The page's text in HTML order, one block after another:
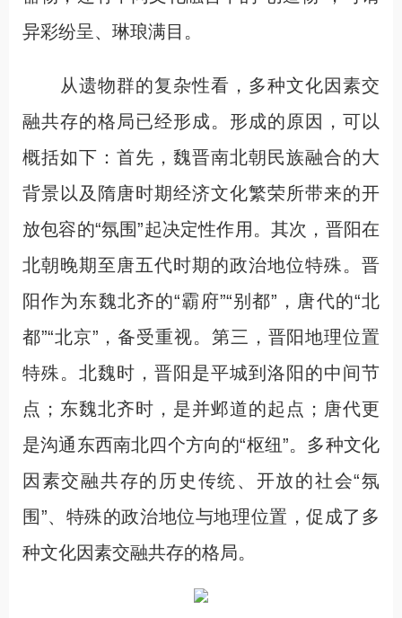
异彩纷呈、琳琅满目。
从遗物群的复杂性看，多种文化因素交
融共存的格局已经形成。形成的原因，可以
概括如下：首先，魏晋南北朝民族融合的大
背景以及隋唐时期经济文化繁荣所带来的开
放包容的“氛围”起决定性作用。其次，晋阳在
北朝晚期至唐五代时期的政治地位特殊。晋
阳作为东魏北齐的“霸府”“别都”，唐代的“北
都”“北京”，备受重视。第三，晋阳地理位置
特殊。北魏时，晋阳是平城到洛阳的中间节
点；东魏北齐时，是并邺道的起点；唐代更
是沟通东西南北四个方向的“枢纽”。多种文化
因素交融共存的历史传统、开放的社会“氛
围”、特殊的政治地位与地理位置，促成了多
种文化因素交融共存的格局。